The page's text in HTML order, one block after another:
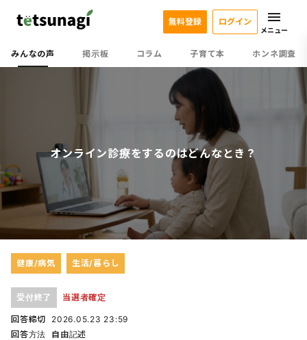
みんなの声 掲示板 コラム 子育て本 ホンネ調査
無料登録 ログイン
メニュー
オンライン診療をするのはどんなとき？
健康/病気 生活/暮らし
受付終了 当選者確定
回答締切
2026.05.23 23:59
回答方法
自由記述